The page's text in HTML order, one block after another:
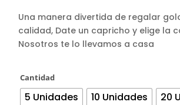
desde
1,00€
hasta
Una manera divertida de regalar
calidad, Date un capricho y elige la
Nosotros te lo llevamos a casa
Cantidad
5 Unidades 10 Unidades 20